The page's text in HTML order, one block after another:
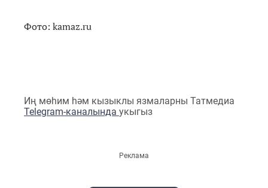
Фото: kamaz.ru
Иң мөһим һәм кызыклы язмаларны Татмедиа
Telegram-каналында укыгыз
Реклама